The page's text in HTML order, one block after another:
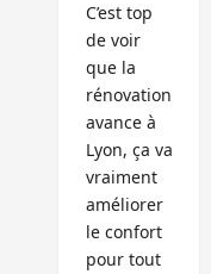
C’est top
de voir
que la
rénovation
avance à
Lyon, ça va
vraiment
améliorer
le confort
pour tout